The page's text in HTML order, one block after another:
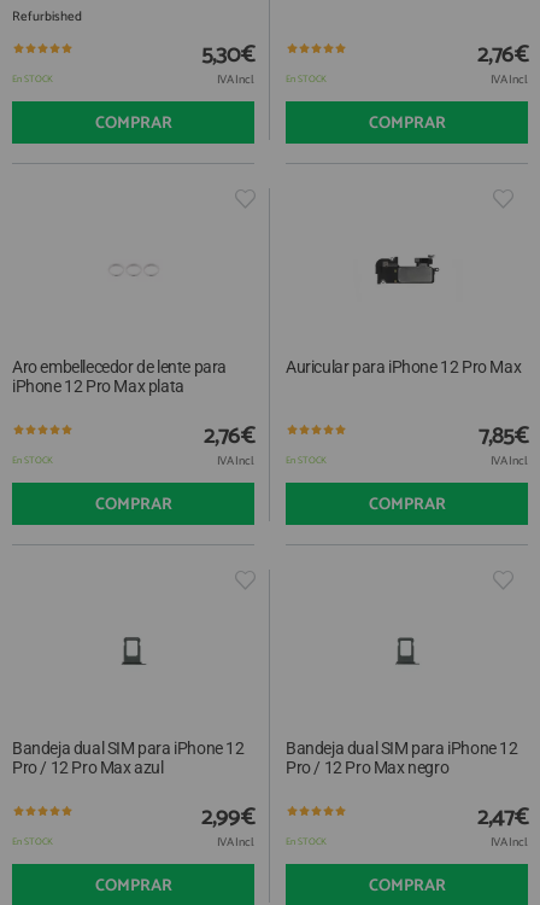
Refurbished
En STOCK
5,30€
IVA Incl.
COMPRAR
En STOCK
2,76€
IVA Incl.
COMPRAR
Aro embellecedor de lente para
iPhone 12 Pro Max plata
En STOCK
2,76€
IVA Incl.
COMPRAR
Auricular para iPhone 12 Pro Max
En STOCK
7,85€
IVA Incl.
COMPRAR
Bandeja dual SIM para iPhone 12
Pro / 12 Pro Max azul
En STOCK
2,99€
IVA Incl.
COMPRAR
Bandeja dual SIM para iPhone 12
Pro / 12 Pro Max negro
En STOCK
2,47€
IVA Incl.
COMPRAR